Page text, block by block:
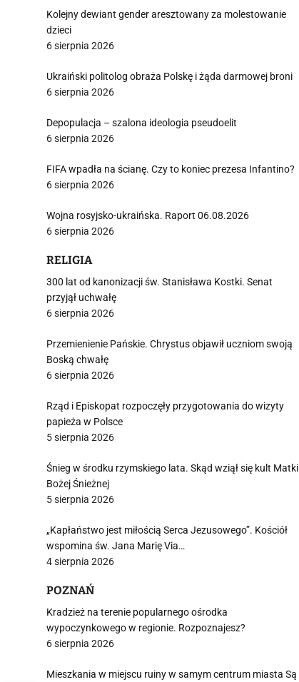
Kolejny dewiant gender aresztowany za molestowanie
dzieci
6 sierpnia 2026
Ukraiński politolog obraża Polskę i żąda darmowej broni
6 sierpnia 2026
Depopulacja – szalona ideologia pseudoelit
6 sierpnia 2026
FIFA wpadła na ścianę. Czy to koniec prezesa Infantino?
6 sierpnia 2026
Wojna rosyjsko-ukraińska. Raport 06.08.2026
6 sierpnia 2026
RELIGIA
300 lat od kanonizacji św. Stanisława Kostki. Senat
przyjął uchwałę
6 sierpnia 2026
Przemienienie Pańskie. Chrystus objawił uczniom swoją
Boską chwałę
6 sierpnia 2026
Rząd i Episkopat rozpoczęły przygotowania do wizyty
papieża w Polsce
5 sierpnia 2026
Śnieg w środku rzymskiego lata. Skąd wziął się kult Matki
Bożej Śnieżnej
5 sierpnia 2026
„Kapłaństwo jest miłością Serca Jezusowego”. Kościół
wspomina św. Jana Marię Via…
4 sierpnia 2026
POZNAŃ
Kradzież na terenie popularnego ośrodka
wypoczynkowego w regionie. Rozpoznajesz?
6 sierpnia 2026
Mieszkania w miejscu ruiny w samym centrum miasta Są